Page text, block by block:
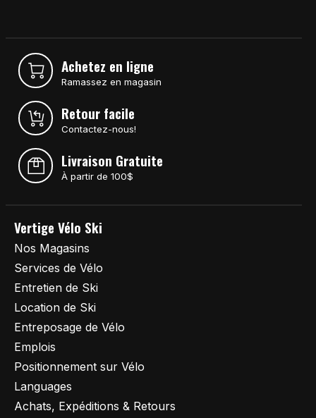
Achetez en ligne
Ramassez en magasin
Retour facile
Contactez-nous!
Livraison Gratuite
À partir de 100$
Vertige Vélo Ski
Nos Magasins
Services de Vélo
Entretien de Ski
Location de Ski
Entreposage de Vélo
Emplois
Positionnement sur Vélo
Languages
Achats, Expéditions & Retours